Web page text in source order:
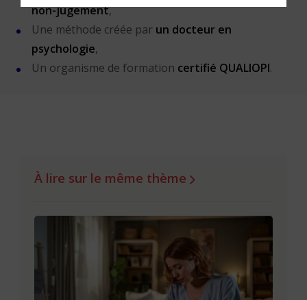
non-jugement,
Une méthode créée par un docteur en
psychologie,
Un organisme de formation certifié QUALIOPI.
À lire sur le même thème